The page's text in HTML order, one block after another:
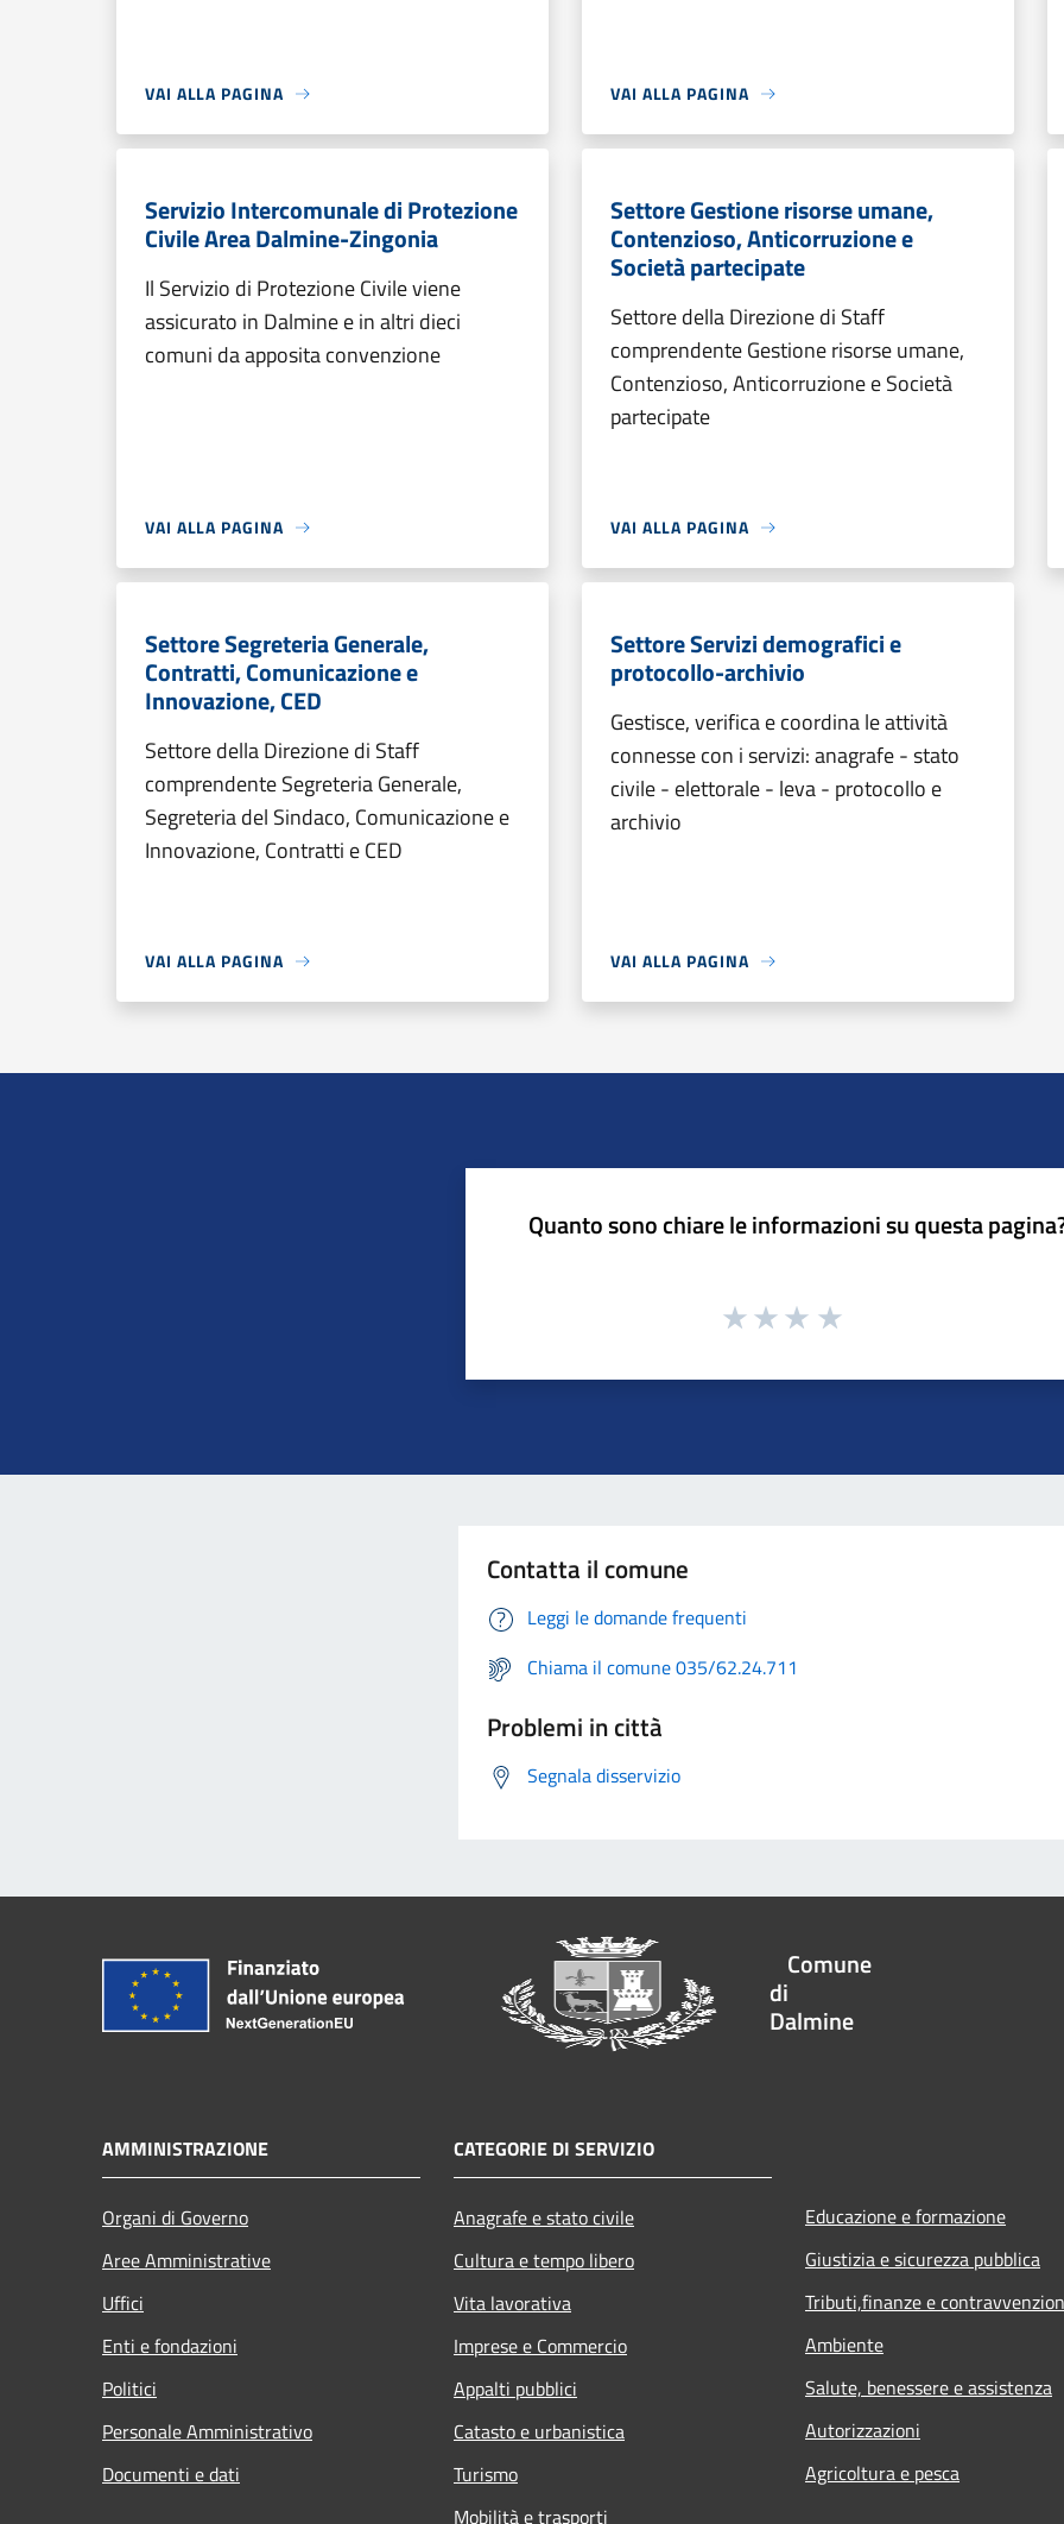
VAI ALLA PAGINA VAI ALLA PAGINA
Servizio Intercomunale di Protezione
Civile Area Dalmine-Zingonia
Il Servizio di Protezione Civile viene
assicurato in Dalmine e in altri dieci
comuni da apposita convenzione
VAI ALLA PAGINA
Settore Gestione risorse umane,
Contenzioso, Anticorruzione e
Società partecipate
Settore della Direzione di Staff
comprendente Gestione risorse umane,
Contenzioso, Anticorruzione e Società
partecipate
VAI ALLA PAGINA
Settore Segreteria Generale,
Contratti, Comunicazione e
Innovazione, CED
Settore della Direzione di Staff
comprendente Segreteria Generale,
Segreteria del Sindaco, Comunicazione e
Innovazione, Contratti e CED
VAI ALLA PAGINA
Settore Servizi demografici e
protocollo-archivio
Gestisce, verifica e coordina le attività
connesse con i servizi: anagrafe - stato
civile - elettorale - leva - protocollo e
archivio
VAI ALLA PAGINA
Quanto sono chiare le informazioni su questa
Contatta il comune
Leggi le domande frequenti
Chiama il comune 035/62.24.711
Problemi in città
Segnala disservizio
Comune
di
Dalmine
AMMINISTRAZIONE
Organi di Governo
Aree Amministrative
Uffici
Enti e fondazioni
Politici
Personale Amministrativo
Documenti e dati
CATEGORIE DI SERVIZIO
Anagrafe e stato civile
Cultura e tempo libero
Vita lavorativa
Imprese e Commercio
Appalti pubblici
Catasto e urbanistica
Turismo
Mobilità e trasporti
Educazione e formazione
Giustizia e sicurezza pubblica
Tributi,finanze e
Ambiente
Salute, benessere e assistenza
Autorizzazioni
Agricoltura e pesca